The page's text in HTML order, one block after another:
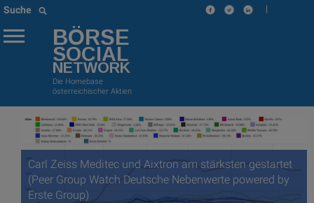
Suche |
BÖRSE
SOCIAL
NETWORK
Die Homebase
österreichischer Aktien
Carl Zeiss Meditec und Aixtron am stärksten gestartet
(Peer Group Watch Deutsche Nebenwerte powered by
Erste Group)